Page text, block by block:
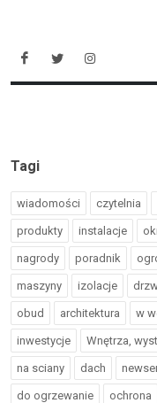
Tagi
wiadomości czytelnia
produkty instalacje
nagrody poradnik
maszyny izolacje
obud architektura w
inwestycje Wnętrza,
na sciany dach
do ogrzewanie ochrona